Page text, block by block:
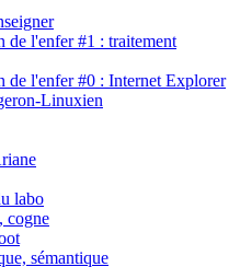
de l'enfer #1 : traitement
de l'enfer #0 : Internet Explorer
Linuxien
labo
cogne
sémantique